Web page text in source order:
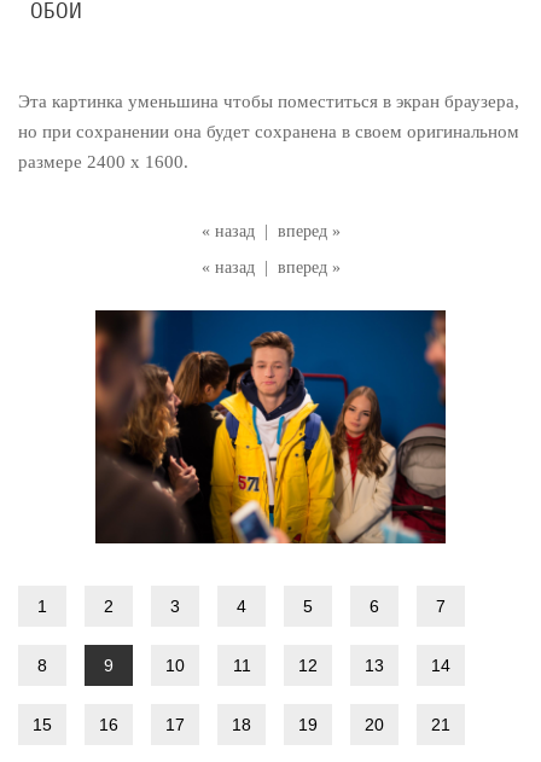
« назад
вперед »
« назад
вперед »
Эта картинка уменьшина чтобы поместиться в экран браузера,
но при сохранении она будет сохранена в своем оригинальном
размере 2400 x 1600.
1 2 3 4 5 6 7
8 9 10 11 12 13 14
15 16 17 18 19 20 21
ОБОИ